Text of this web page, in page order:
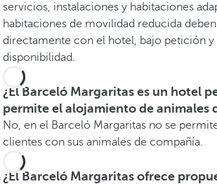
servicios, instalaciones y habitaciones
habitaciones de movilidad reducida
directamente con el hotel, bajo petición y
disponibilidad.
¿El Barceló Margaritas es un hotel
permite el alojamiento de animales
No, en el Barceló Margaritas no se
clientes con sus animales de compañía.
¿El Barceló Margaritas ofrece